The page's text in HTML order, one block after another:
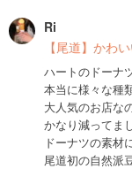
Ri
【尾道】かわ
ハートのドーナ
本当に様々な種
大人気のお店な
かなり減ってま
ドーナツの素材
尾道初の自然派